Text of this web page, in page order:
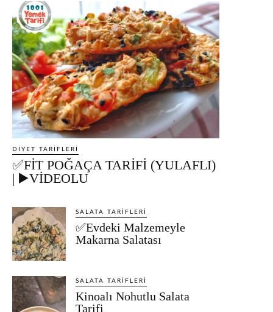
DIYET TARIFLERI
✅FİT POĞAÇA TARİFİ (YULAFLI)
| ▶️VİDEOLU
SALATA TARIFLERI
✅Evdeki Malzemeyle
Makarna Salatası
SALATA TARIFLERI
Kinoalı Nohutlu Salata
Tarifi